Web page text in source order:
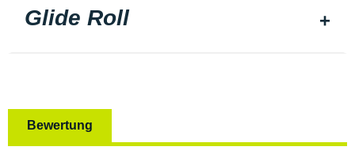
Glide Roll
Bewertung